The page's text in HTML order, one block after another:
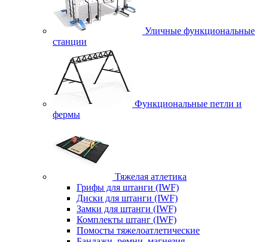
Уличные функциональные
станции
Функциональные петли и
фермы
Тяжелая атлетика
Грифы для штанги (IWF)
Диски для штанги (IWF)
Замки для штанги (IWF)
Комплекты штанг (IWF)
Помосты тяжелоатлетические